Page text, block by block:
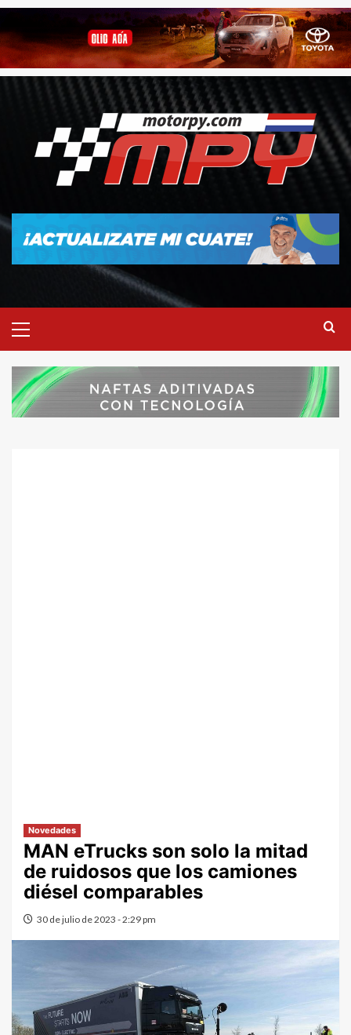
Novedades
MAN eTrucks son solo la mitad
de ruidosos que los camiones
diésel comparables
30 de julio de 2023 - 2:29 pm